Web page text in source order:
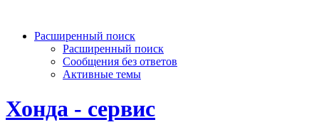
Расширенный поиск
Расширенный поиск
Сообщения без ответов
Активные темы
Хонда - сервис